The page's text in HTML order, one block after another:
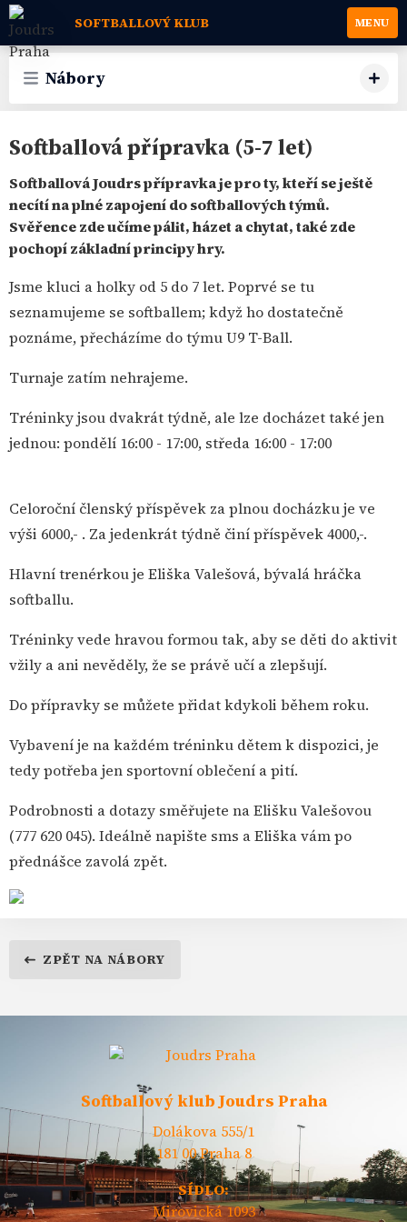
SOFTBALLOVÝ KLUB MENU
Nábory
Softballová přípravka (5-7 let)
Softballová Joudrs přípravka je pro ty, kteří se ještě
necítí na plné zapojení do softballových týmů.
Svěřence zde učíme pálit, házet a chytat, také zde
pochopí základní principy hry.
Jsme kluci a holky od 5 do 7 let. Poprvé se tu
seznamujeme se softballem; když ho dostatečně
poznáme, přecházíme do týmu U9 T-Ball.
Turnaje zatím nehrajeme.
Tréninky jsou dvakrát týdně, ale lze docházet také jen
jednou: pondělí 16:00 - 17:00, středa 16:00 - 17:00
Celoroční členský příspěvek za plnou docházku je ve
výši 6000,- . Za jedenkrát týdně činí příspěvek 4000,-.
Hlavní trenérkou je Eliška Valešová, bývalá hráčka
softballu.
Tréninky vede hravou formou tak, aby se děti do aktivit
vžily a ani nevěděly, že se právě učí a zlepšují.
Do přípravky se můžete přidat kdykoli během roku.
Vybavení je na každém tréninku dětem k dispozici, je
tedy potřeba jen sportovní oblečení a pití.
Podrobnosti a dotazy směřujete na Elišku Valešovou
(777 620 045). Ideálně napište sms a Eliška vám po
přednášce zavolá zpět.
ZPĚT NA NÁBORY
Softballový klub Joudrs Praha
Dolákova 555/1
181 00 Praha 8
SÍDLO:
Mirovická 1093